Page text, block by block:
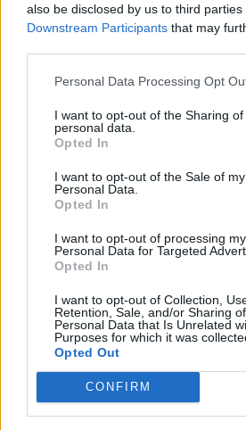
also be disclosed by us to third parties
Downstream Participants that may
Personal Data Processing Opt
I want to opt-out of the Sharing of
personal data.
Opted In
I want to opt-out of the Sale of my
Personal Data.
Opted In
I want to opt-out of processing my
Personal Data for Targeted
Opted In
I want to opt-out of Collection,
Retention, Sale, and/or Sharing
Personal Data that Is Unrelated
Purposes for which it was
Opted Out
CONFIRM
(30stimmen,
Geben Sie Ihre Quiz-Nummer:
Suchen!
Nächste Rätsel:
Klicken Sie auf das Bild, um die Antwort zu